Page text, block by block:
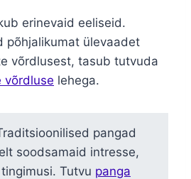
erinevaid eeliseid.
põhjalikumat ülevaadet
võrdlusest, tasub tutvuda
võrdluse lehega.
pangad
soodsamaid intresse,
Tutvu panga